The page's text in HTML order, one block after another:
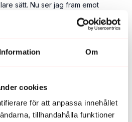
Information Om
cookies
för att anpassa innehållet
tillhandahålla funktioner
sätt. Nu ser jag fram emot
2024
Visa svar (1)
08, 2024